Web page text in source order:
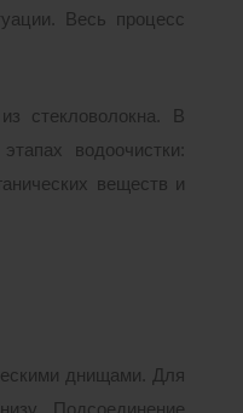
Весь процесс
стекловолокна. В
водоочистки:
веществ и
днищами. Для
Подсоединение